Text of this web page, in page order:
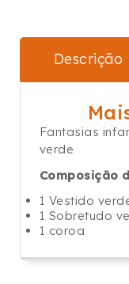
Descrição
Fantasias
verde
Composição
1 Vestido
1 Sobretudo
1 coroa